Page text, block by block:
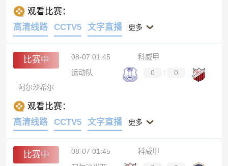
观看比赛：
高清线路
CCTV5 文字直播 更多
比赛中 08-07 01:45
科威甲
运动队
0 :
0
阿尔沙希尔
观看比赛：
高清线路
CCTV5 文字直播 更多
比赛中 08-07 01:45
科威甲